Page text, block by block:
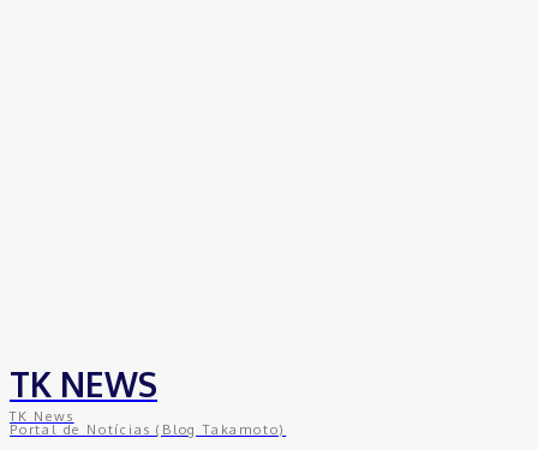
TK NEWS
TK News
Portal de Notícias (Blog Takamoto)